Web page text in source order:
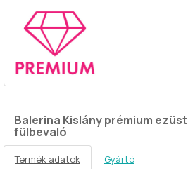
Balerina Kislány prémium
fülbevaló
Termék adatok Gyártó